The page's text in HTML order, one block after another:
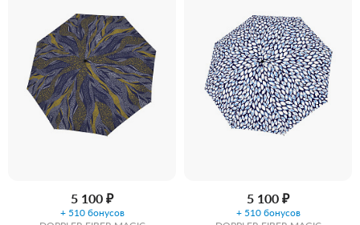
5 100 ₽
+ 510 бонусов
5 100 ₽
+ 510 бонусов